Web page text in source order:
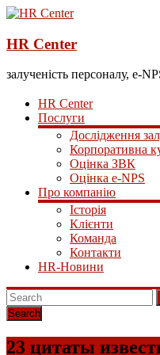
HR Center
залученість персоналу, e-
HR Center
Послуги
Дослідження
Корпоративна
Оцінка ЗВК
Оцінка e-NPS
Про компанію
Історія
Клієнти
Команда
Контакти
HR-Новини
23 цитаты